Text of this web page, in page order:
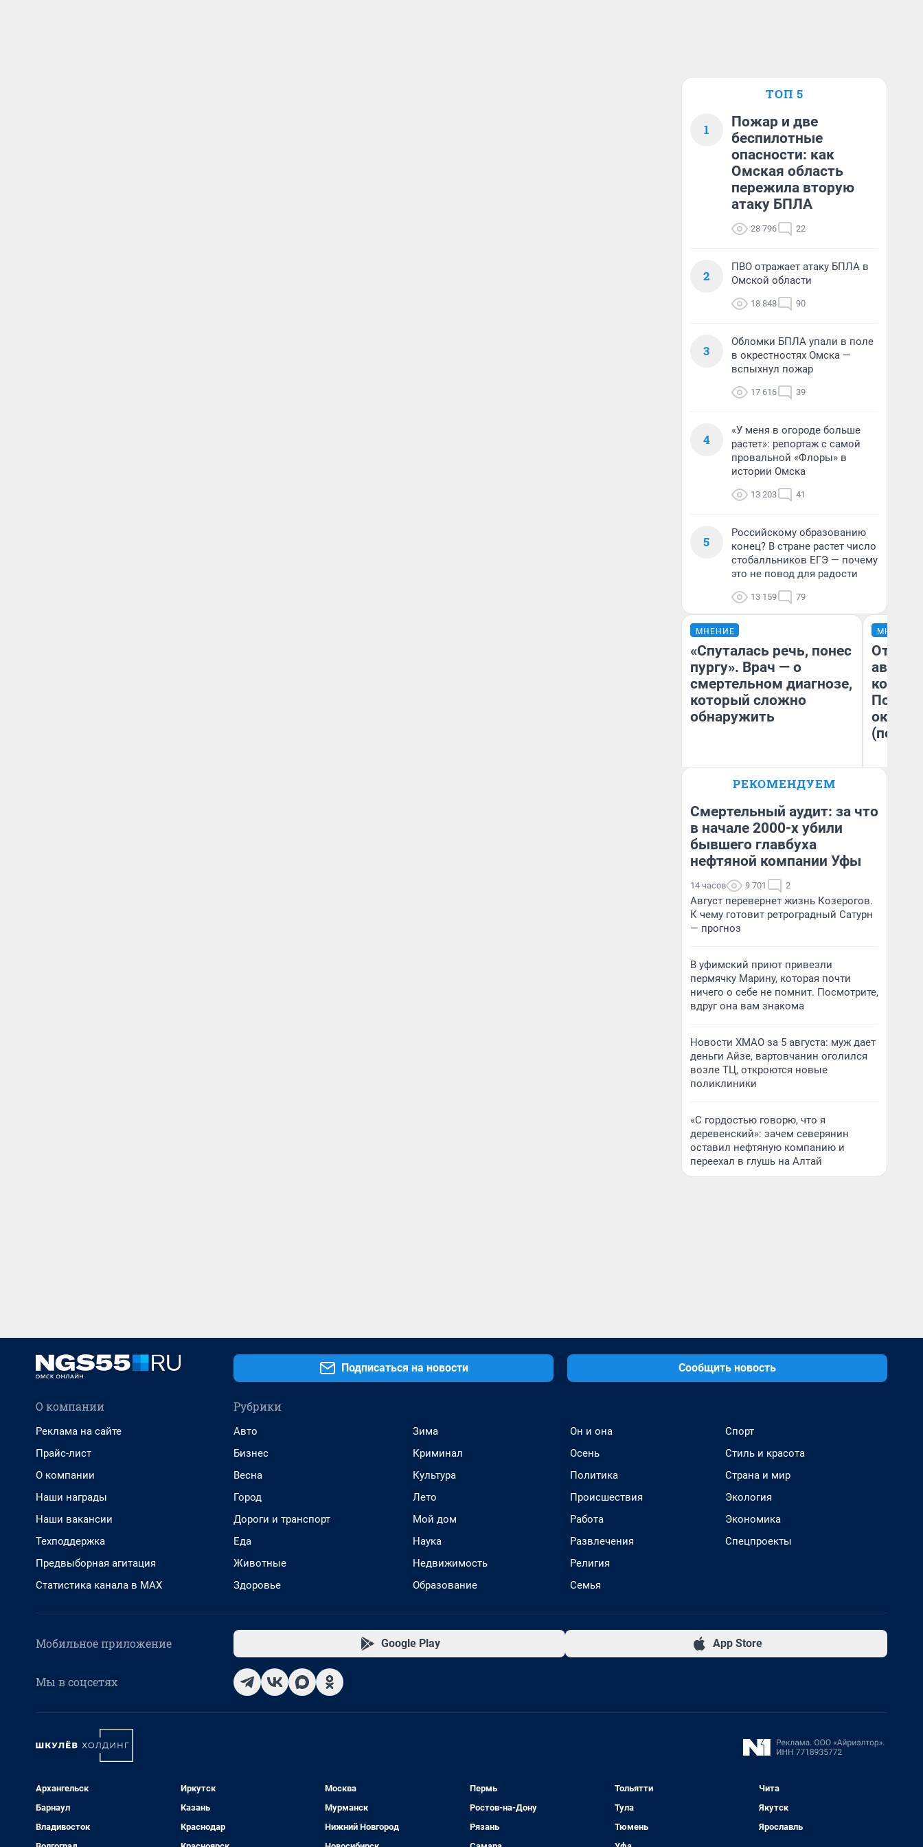
ТОП 5
1
Пожар и две
беспилотные
опасности: как
Омская область
пережила вторую
атаку БПЛА
28 796 22
2
ПВО отражает атаку БПЛА в
Омской области
18 848 90
3
Обломки БПЛА упали в поле
в окрестностях Омска —
вспыхнул пожар
17 616 39
4
«У меня в огороде больше
растет»: репортаж с самой
провальной «Флоры» в
истории Омска
13 203 41
5
Российскому образованию
конец? В стране растет число
стобалльников ЕГЭ — почему
это не повод для радости
13 159 79
МНЕНИЕ
«Спуталась речь, понес
пургу». Врач — о
смертельном диагнозе,
который сложно
обнаружить
Главврач клиники
Волковой»
МНЕНИЕ
От
(почти
РЕКОМЕНДУЕМ
Смертельный аудит: за что
в начале 2000-х убили
бывшего главбуха
нефтяной компании Уфы
14 часов 9 701 2
Август перевернет жизнь Козерогов.
К чему готовит ретроградный Сатурн
— прогноз
В уфимский приют привезли
пермячку Марину, которая почти
ничего о себе не помнит. Посмотрите,
вдруг она вам знакома
Новости ХМАО за 5 августа: муж дает
деньги Айзе, вартовчанин оголился
возле ТЦ, откроются новые
поликлиники
«С гордостью говорю, что я
деревенский»: зачем северянин
оставил нефтяную компанию и
переехал в глушь на Алтай
Подписаться на новости Сообщить новость
О компании
Реклама на сайте
Прайс-лист
О компании
Наши награды
Наши вакансии
Техподдержка
Предвыборная агитация
Статистика канала в MAX
Рубрики
Авто
Бизнес
Весна
Город
Дороги и транспорт
Еда
Животные
Здоровье
Зима
Криминал
Культура
Лето
Мой дом
Наука
Недвижимость
Образование
Он и она
Осень
Политика
Происшествия
Работа
Развлечения
Религия
Семья
Спорт
Стиль и красота
Страна и мир
Экология
Экономика
Спецпроекты
Мобильное приложение Google Play App Store
Мы в соцсетях
Архангельск
Барнаул
Владивосток
Иркутск
Казань
Краснодар
Москва
Мурманск
Нижний Новгород
Пермь
Ростов-на-Дону
Рязань
Тольятти
Тула
Тюмень
Чита
Якутск
Ярославль